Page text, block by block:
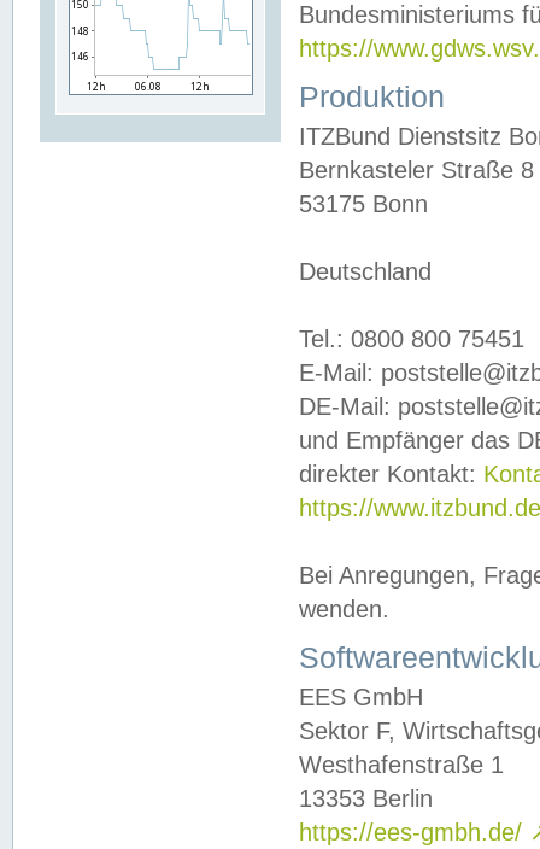
Bundesministeriums
https://
Produktion
ITZBund Dienstsitz
Bernkasteler Straße 8
53175 Bonn
Deutschland
Tel.: 0800 800 75451
E-Mail:
DE-Mail:
und Empfänger das
direkter Kontakt:
https://
Bei Anregungen,
wenden.
EES GmbH
Sektor F,
Westhafenstraße 1
13353 Berlin
https://ees-gmbh.de/